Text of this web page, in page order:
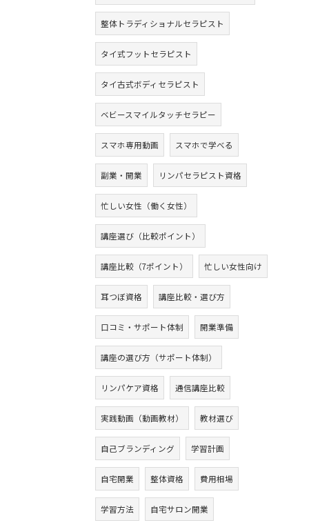
整体トラディショナルセラピスト
タイ式フットセラピスト
タイ古式ボディセラピスト
ベビースマイルタッチセラピー
スマホ専用動画 スマホで学べる
副業・開業 リンパセラピスト資格
忙しい女性（働く女性）
講座選び（比較ポイント）
講座比較（7ポイント） 忙しい女性向け
耳つぼ資格 講座比較・選び方
口コミ・サポート体制 開業準備
講座の選び方（サポート体制）
リンパケア資格 通信講座比較
実践動画（動画教材） 教材選び
自己ブランディング 学習計画
自宅開業 整体資格 費用相場
学習方法 自宅サロン開業